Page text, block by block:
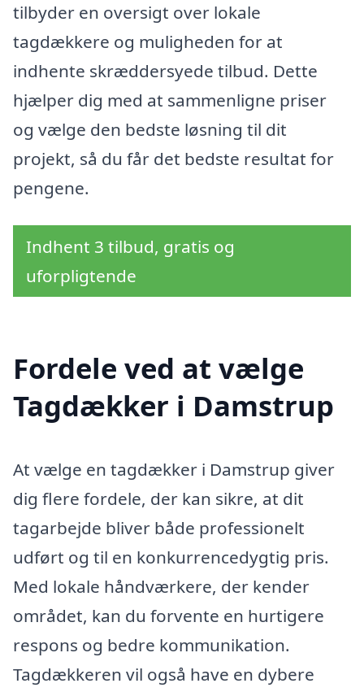
tilbyder en oversigt over lokale
tagdækkere og muligheden for at
indhente skræddersyede tilbud. Dette
hjælper dig med at sammenligne priser
og vælge den bedste løsning til dit
projekt, så du får det bedste resultat for
pengene.
Indhent 3 tilbud, gratis og
uforpligtende
Fordele ved at vælge
Tagdækker i Damstrup
At vælge en tagdækker i Damstrup giver
dig flere fordele, der kan sikre, at dit
tagarbejde bliver både professionelt
udført og til en konkurrencedygtig pris.
Med lokale håndværkere, der kender
området, kan du forvente en hurtigere
respons og bedre kommunikation.
Tagdækkeren vil også have en dybere